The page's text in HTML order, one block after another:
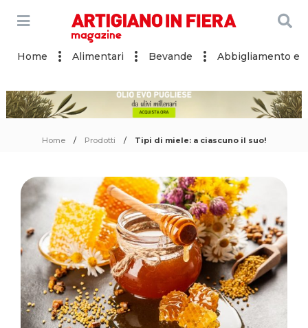
Home Alimentari Bevande Abbigliamento e
Home Prodotti Tipi di miele: a ciascuno il suo!